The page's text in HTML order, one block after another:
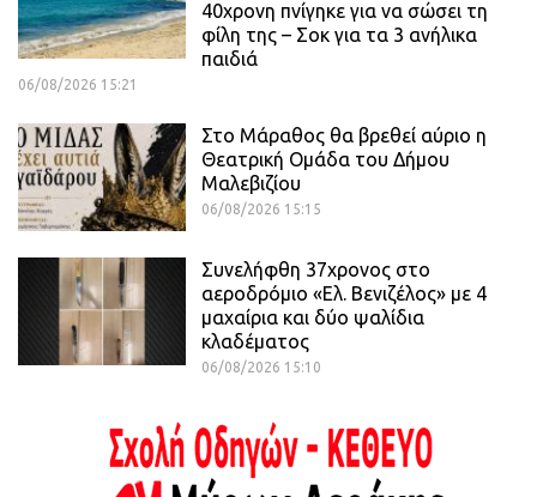
40χρονη πνίγηκε για να σώσει τη
φίλη της – Σοκ για τα 3 ανήλικα
παιδιά
06/08/2026 15:21
Στο Μάραθος θα βρεθεί αύριο η
Θεατρική Ομάδα του Δήμου
Μαλεβιζίου
06/08/2026 15:15
Συνελήφθη 37χρονος στο
αεροδρόμιο «Ελ. Βενιζέλος» με 4
μαχαίρια και δύο ψαλίδια
κλαδέματος
06/08/2026 15:10